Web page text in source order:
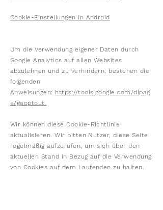
Cookie-Einstellungen in Android
Um die Verwendung eigener Daten durch
Google Analytics auf allen Websites
abzulehnen und zu verhindern, bestehen die
folgenden
Anweisungen: https://tools.google.com/dlpag
e/gaoptout.
Wir können diese Cookie-Richtlinie
aktualisieren. Wir bitten Nutzer, diese Seite
regelmäßig aufzurufen, um sich über den
aktuellen Stand in Bezug auf die Verwendung
von Cookies auf dem Laufenden zu halten.